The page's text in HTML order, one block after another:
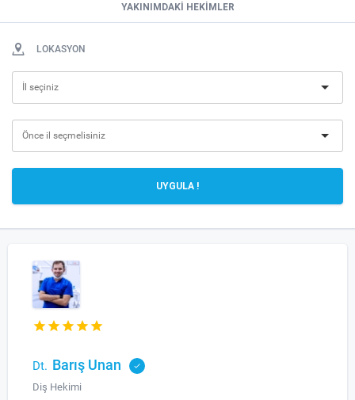
YAKINIMDAKİ HEKİMLER
LOKASYON
UYGULA !
Dt. Barış Unan
Diş Hekimi